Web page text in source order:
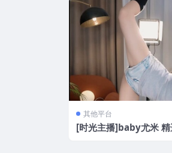
其他平台
[时光主播]baby尤米 精